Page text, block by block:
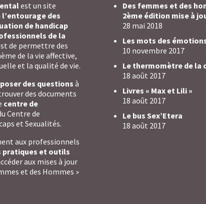
est un site
l’entourage des
de handicap
de la
de permettre des
de la vie affective,
et la qualité de vie.
poser des questions à
des documents
centre de
Centre de
et Sexualités.
aux professionnels
pratiques et outils
aux mises à jour
et des Hommes »
Des femmes et des
2ème édition mise à
28 mai 2018
Les mots des
10 novembre 2017
Le thermomètre de la
18 août 2017
Livres « Max et Lili »
18 août 2017
Le bus Sex’Etera
18 août 2017